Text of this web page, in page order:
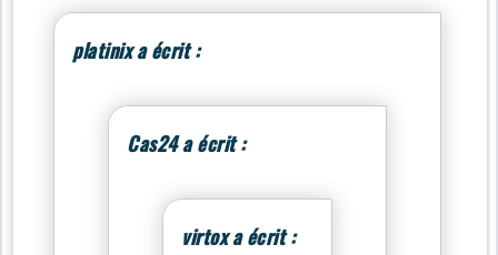
platinix a écrit :
Cas24 a écrit :
virtox a écrit :